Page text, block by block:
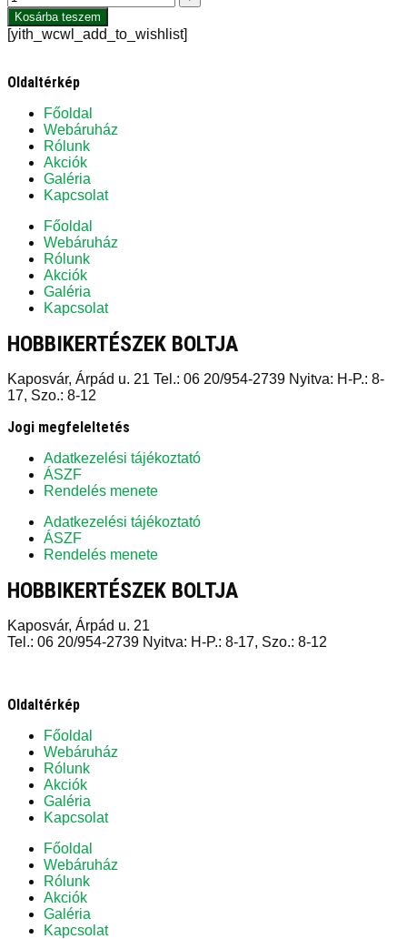
Kosárba teszem
[yith_wcwl_add_to_wishlist]
Oldaltérkép
Főoldal
Webáruház
Rólunk
Akciók
Galéria
Kapcsolat
Főoldal
Webáruház
Rólunk
Akciók
Galéria
Kapcsolat
HOBBIKERTÉSZEK BOLTJA
Kaposvár, Árpád u. 21 Tel.: 06 20/954-2739 Nyitva: H-P.: 8-
17, Szo.: 8-12
Jogi megfeleltetés
Adatkezelési tájékoztató
ÁSZF
Rendelés menete
Adatkezelési tájékoztató
ÁSZF
Rendelés menete
HOBBIKERTÉSZEK BOLTJA
Kaposvár, Árpád u. 21
Tel.: 06 20/954-2739 Nyitva: H-P.: 8-17, Szo.: 8-12
Oldaltérkép
Főoldal
Webáruház
Rólunk
Akciók
Galéria
Kapcsolat
Főoldal
Webáruház
Rólunk
Akciók
Galéria
Kapcsolat